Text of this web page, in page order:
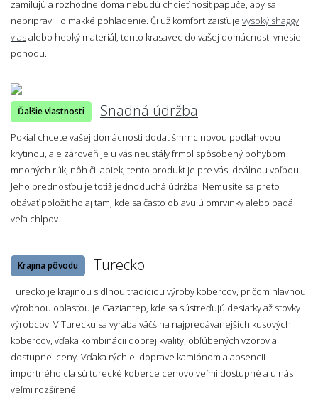
zamilujú a rozhodne doma nebudú chcieť nosiť papuče, aby sa
nepripravili o mäkké pohladenie. Či už komfort zaisťuje vysoký shaggy
vlasalebo hebký materiál, tento krasavec do vašej domácnosti vnesie
pohodu.
Ďalšie vlastnosti Snadná údržba
Pokiaľ chcete vašej domácnosti dodať šmrnc novou podlahovou
krytinou, ale zároveň je u vás neustály frmol spôsobený pohybom
mnohých rúk, nôh či labiek, tento produkt je pre vás ideálnou voľbou.
Jeho prednosťou je totiž jednoduchá údržba. Nemusíte sa preto
obávať položiť ho aj tam, kde sa často objavujú omrvinky alebo padá
veľa chlpov.
Krajina pôvodu Turecko
Turecko je krajinou s dlhou tradíciou výroby kobercov, pričom hlavnou
výrobnou oblasťou je Gaziantep, kde sa sústreďujú desiatky až stovky
výrobcov. V Turecku sa vyrába väčšina najpredávanejších kusových
kobercov, vďaka kombinácii dobrej kvality, obľúbených vzorov a
dostupnej ceny. Vďaka rýchlej doprave kamiónom a absencii
importného cla sú turecké koberce cenovo veľmi dostupné a u nás
veľmi rozšírené.